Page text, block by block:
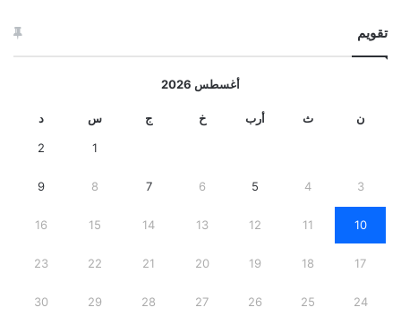
تقويم
أغسطس 2026
ن ث أرب خ ج س د
1
2
3
4
5
6
7
8
9
10
11
12
13
14
15
16
17
18
19
20
21
22
23
24
25
26
27
28
29
30